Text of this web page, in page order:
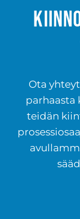
Ota
parhaasta
teidän